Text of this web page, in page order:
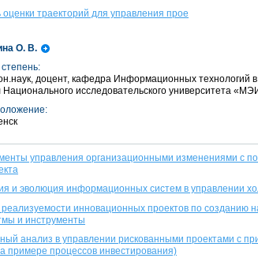
траекторий для управления прое
О. В.
доцент, кафедра Информационных технологий в
исследовательского университета
управления организационными изменениями с
и эволюция информационных систем в управлении
инновационных проектов по созданию
и инструменты
анализ в управлении рискованными проектами с
примере процессов инвестирования)